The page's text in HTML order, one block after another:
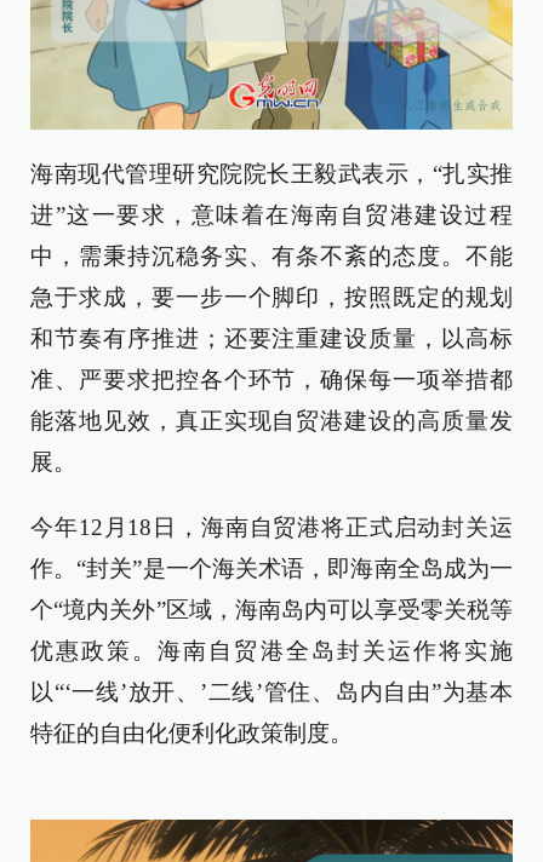
海南现代管理研究院院长王毅武表示，“扎实推
进”这一要求，意味着在海南自贸港建设过程
中，需秉持沉稳务实、有条不紊的态度。不能
急于求成，要一步一个脚印，按照既定的规划
和节奏有序推进；还要注重建设质量，以高标
准、严要求把控各个环节，确保每一项举措都
能落地见效，真正实现自贸港建设的高质量发
展。
今年12月18日，海南自贸港将正式启动封关运
作。“封关”是一个海关术语，即海南全岛成为一
个“境内关外”区域，海南岛内可以享受零关税等
优惠政策。海南自贸港全岛封关运作将实施
以“‘一线’放开、’二线’管住、岛内自由”为基本
特征的自由化便利化政策制度。